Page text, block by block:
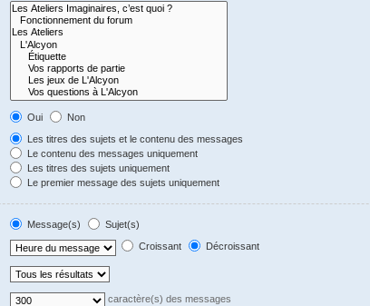
Oui
Non
Les titres des sujets et le contenu des messages
Le contenu des messages uniquement
Les titres des sujets uniquement
Le premier message des sujets uniquement
Message(s)
Sujet(s)
Croissant Décroissant
caractère(s) des messages